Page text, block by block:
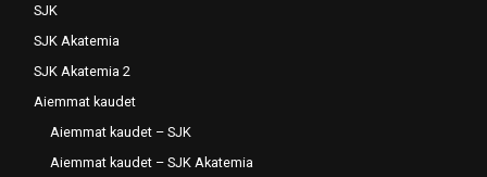
SJK
SJK Akatemia
SJK Akatemia 2
Aiemmat kaudet
Aiemmat kaudet – SJK
Aiemmat kaudet – SJK Akatemia